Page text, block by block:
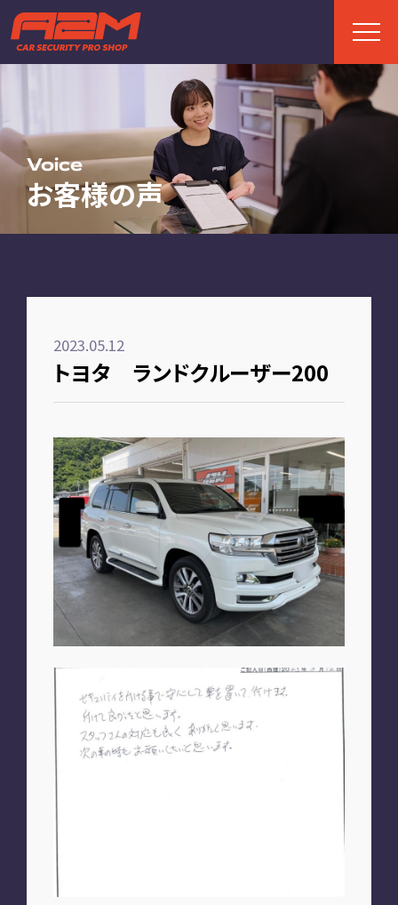
Voice
お客様の声
2023.05.12
トヨタ ランドクルーザー200
TOP
ABOUT
A2Mについて
FAQ
お客様の声
PLAN
車種別プラン
SHOP
A2M 仙台
A2M 宇都宮